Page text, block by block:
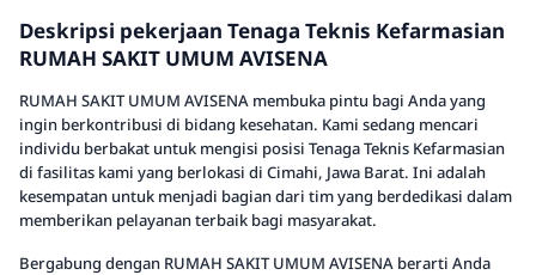
Deskripsi pekerjaan Tenaga Teknis Kefarmasian
RUMAH SAKIT UMUM AVISENA
RUMAH SAKIT UMUM AVISENA membuka pintu bagi Anda yang
ingin berkontribusi di bidang kesehatan. Kami sedang mencari
individu berbakat untuk mengisi posisi Tenaga Teknis Kefarmasian
di fasilitas kami yang berlokasi di Cimahi, Jawa Barat. Ini adalah
kesempatan untuk menjadi bagian dari tim yang berdedikasi dalam
memberikan pelayanan terbaik bagi masyarakat.
Bergabung dengan RUMAH SAKIT UMUM AVISENA berarti Anda